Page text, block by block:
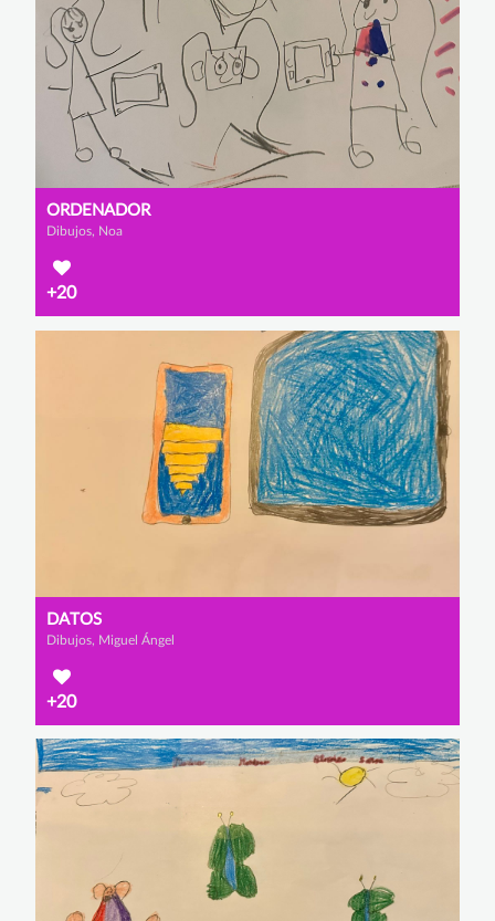
ORDENADOR
Dibujos, Noa
+20
DATOS
Dibujos, Miguel Ángel
+20